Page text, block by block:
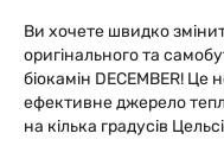
Ви хочете швидко
оригінального та
біокамін DEСEMВER! Це
ефективне джерело
на кілька градусів